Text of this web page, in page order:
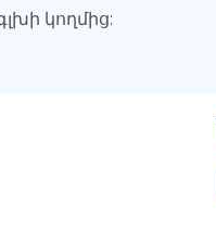
կողմից: